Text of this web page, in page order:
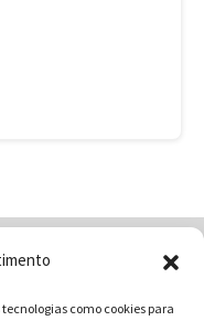
como cookies para